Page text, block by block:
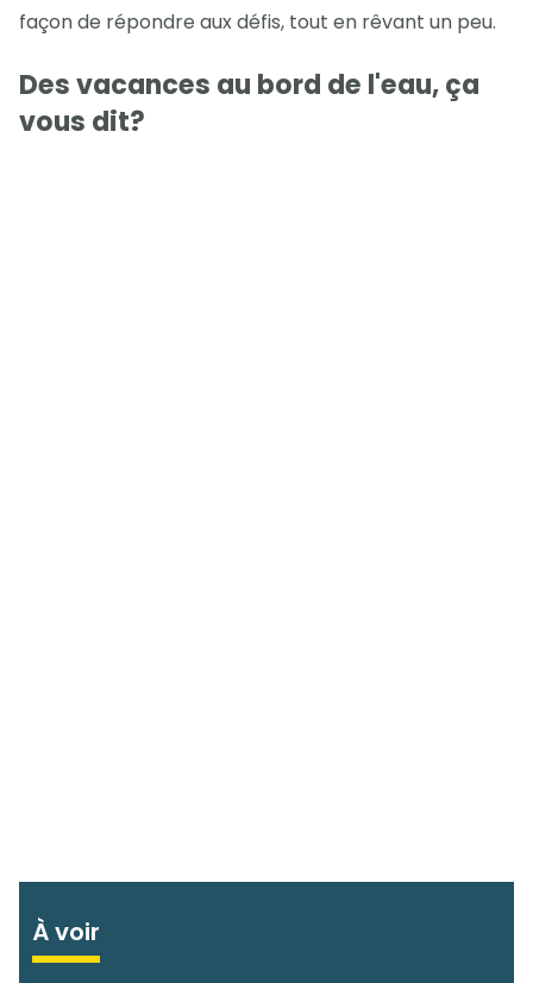
façon de répondre aux défis, tout en rêvant un peu.
Des vacances au bord de l'eau, ça
vous dit?
À voir